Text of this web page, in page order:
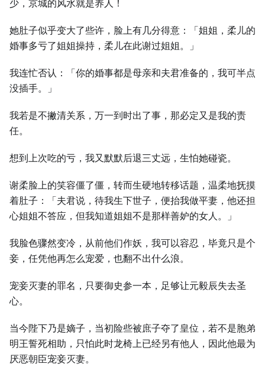
少，京城的风水就是养人！
她肚子似乎变大了些许，脸上有几分得意：「姐姐，柔儿的
婚事多亏了姐姐操持，柔儿在此谢过姐姐。」
我连忙否认：「你的婚事都是母亲和夫君准备的，我可半点
没插手。」
我若是不撇清关系，万一到时出了事，那必定又是我的责
任。
想到上次吃的亏，我又默默后退三丈远，生怕她碰瓷。
谢柔脸上的笑容僵了僵，转而生硬地转移话题，温柔地抚摸
着肚子：「夫君说，待我生下世子，便抬我做平妻，他还担
心姐姐不答应，但我知道姐姐不是那样善妒的女人。」
我脸色骤然变冷，从前他们作妖，我可以容忍，毕竟只是个
妾，任凭他再怎么宠爱，也翻不出什么浪。
宠妾灭妻的罪名，只要御史参一本，足够让元毅辰失去圣
心。
当今陛下乃是嫡子，当初险些被庶子夺了皇位，若不是胞弟
明王誓死相助，只怕此时龙椅上已经另有他人，因此他最为
厌恶朝臣宠妾灭妻。